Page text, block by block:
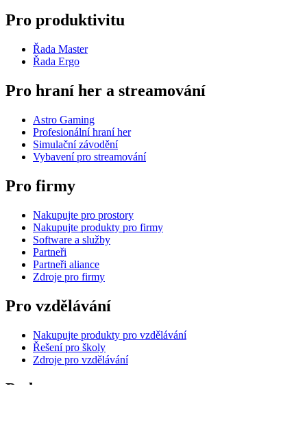
Pro produktivitu
Řada Master
Řada Ergo
Pro hraní her a streamování
Astro Gaming
Profesionální hraní her
Simulační závodění
Vybavení pro streamování
Pro firmy
Nakupujte pro prostory
Nakupujte produkty pro firmy
Software a služby
Partneři
Partneři aliance
Zdroje pro firmy
Pro vzdělávání
Nakupujte produkty pro vzdělávání
Řešení pro školy
Zdroje pro vzdělávání
Podpora